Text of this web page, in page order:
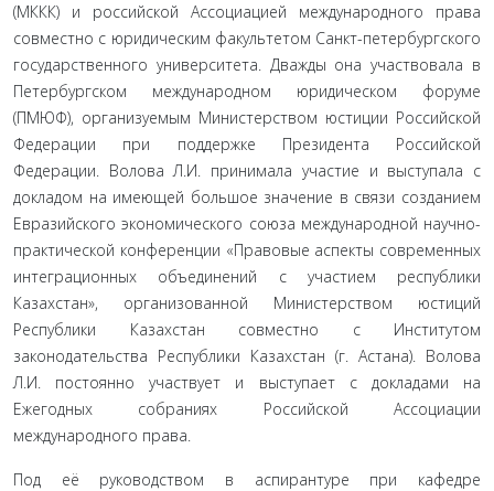
(МККК) и российской Ассоциацией международного права
совместно с юридическим факультетом Санкт-петербургского
государственного университета. Дважды она участвовала в
Петербургском международном юридическом форуме
(ПМЮФ), организуемым Министерством юстиции Российской
Федерации при поддержке Президента Российской
Федерации. Волова Л.И. принимала участие и выступала с
докладом на имеющей большое значение в связи созданием
Евразийского экономического союза международной научно-
практической конференции «Правовые аспекты современных
интеграционных объединений с участием республики
Казахстан», организованной Министерством юстиций
Республики Казахстан совместно с Институтом
законодательства Республики Казахстан (г. Астана). Волова
Л.И. постоянно участвует и выступает с докладами на
Ежегодных собраниях Российской Ассоциации
международного права.
Под её руководством в аспирантуре при кафедре